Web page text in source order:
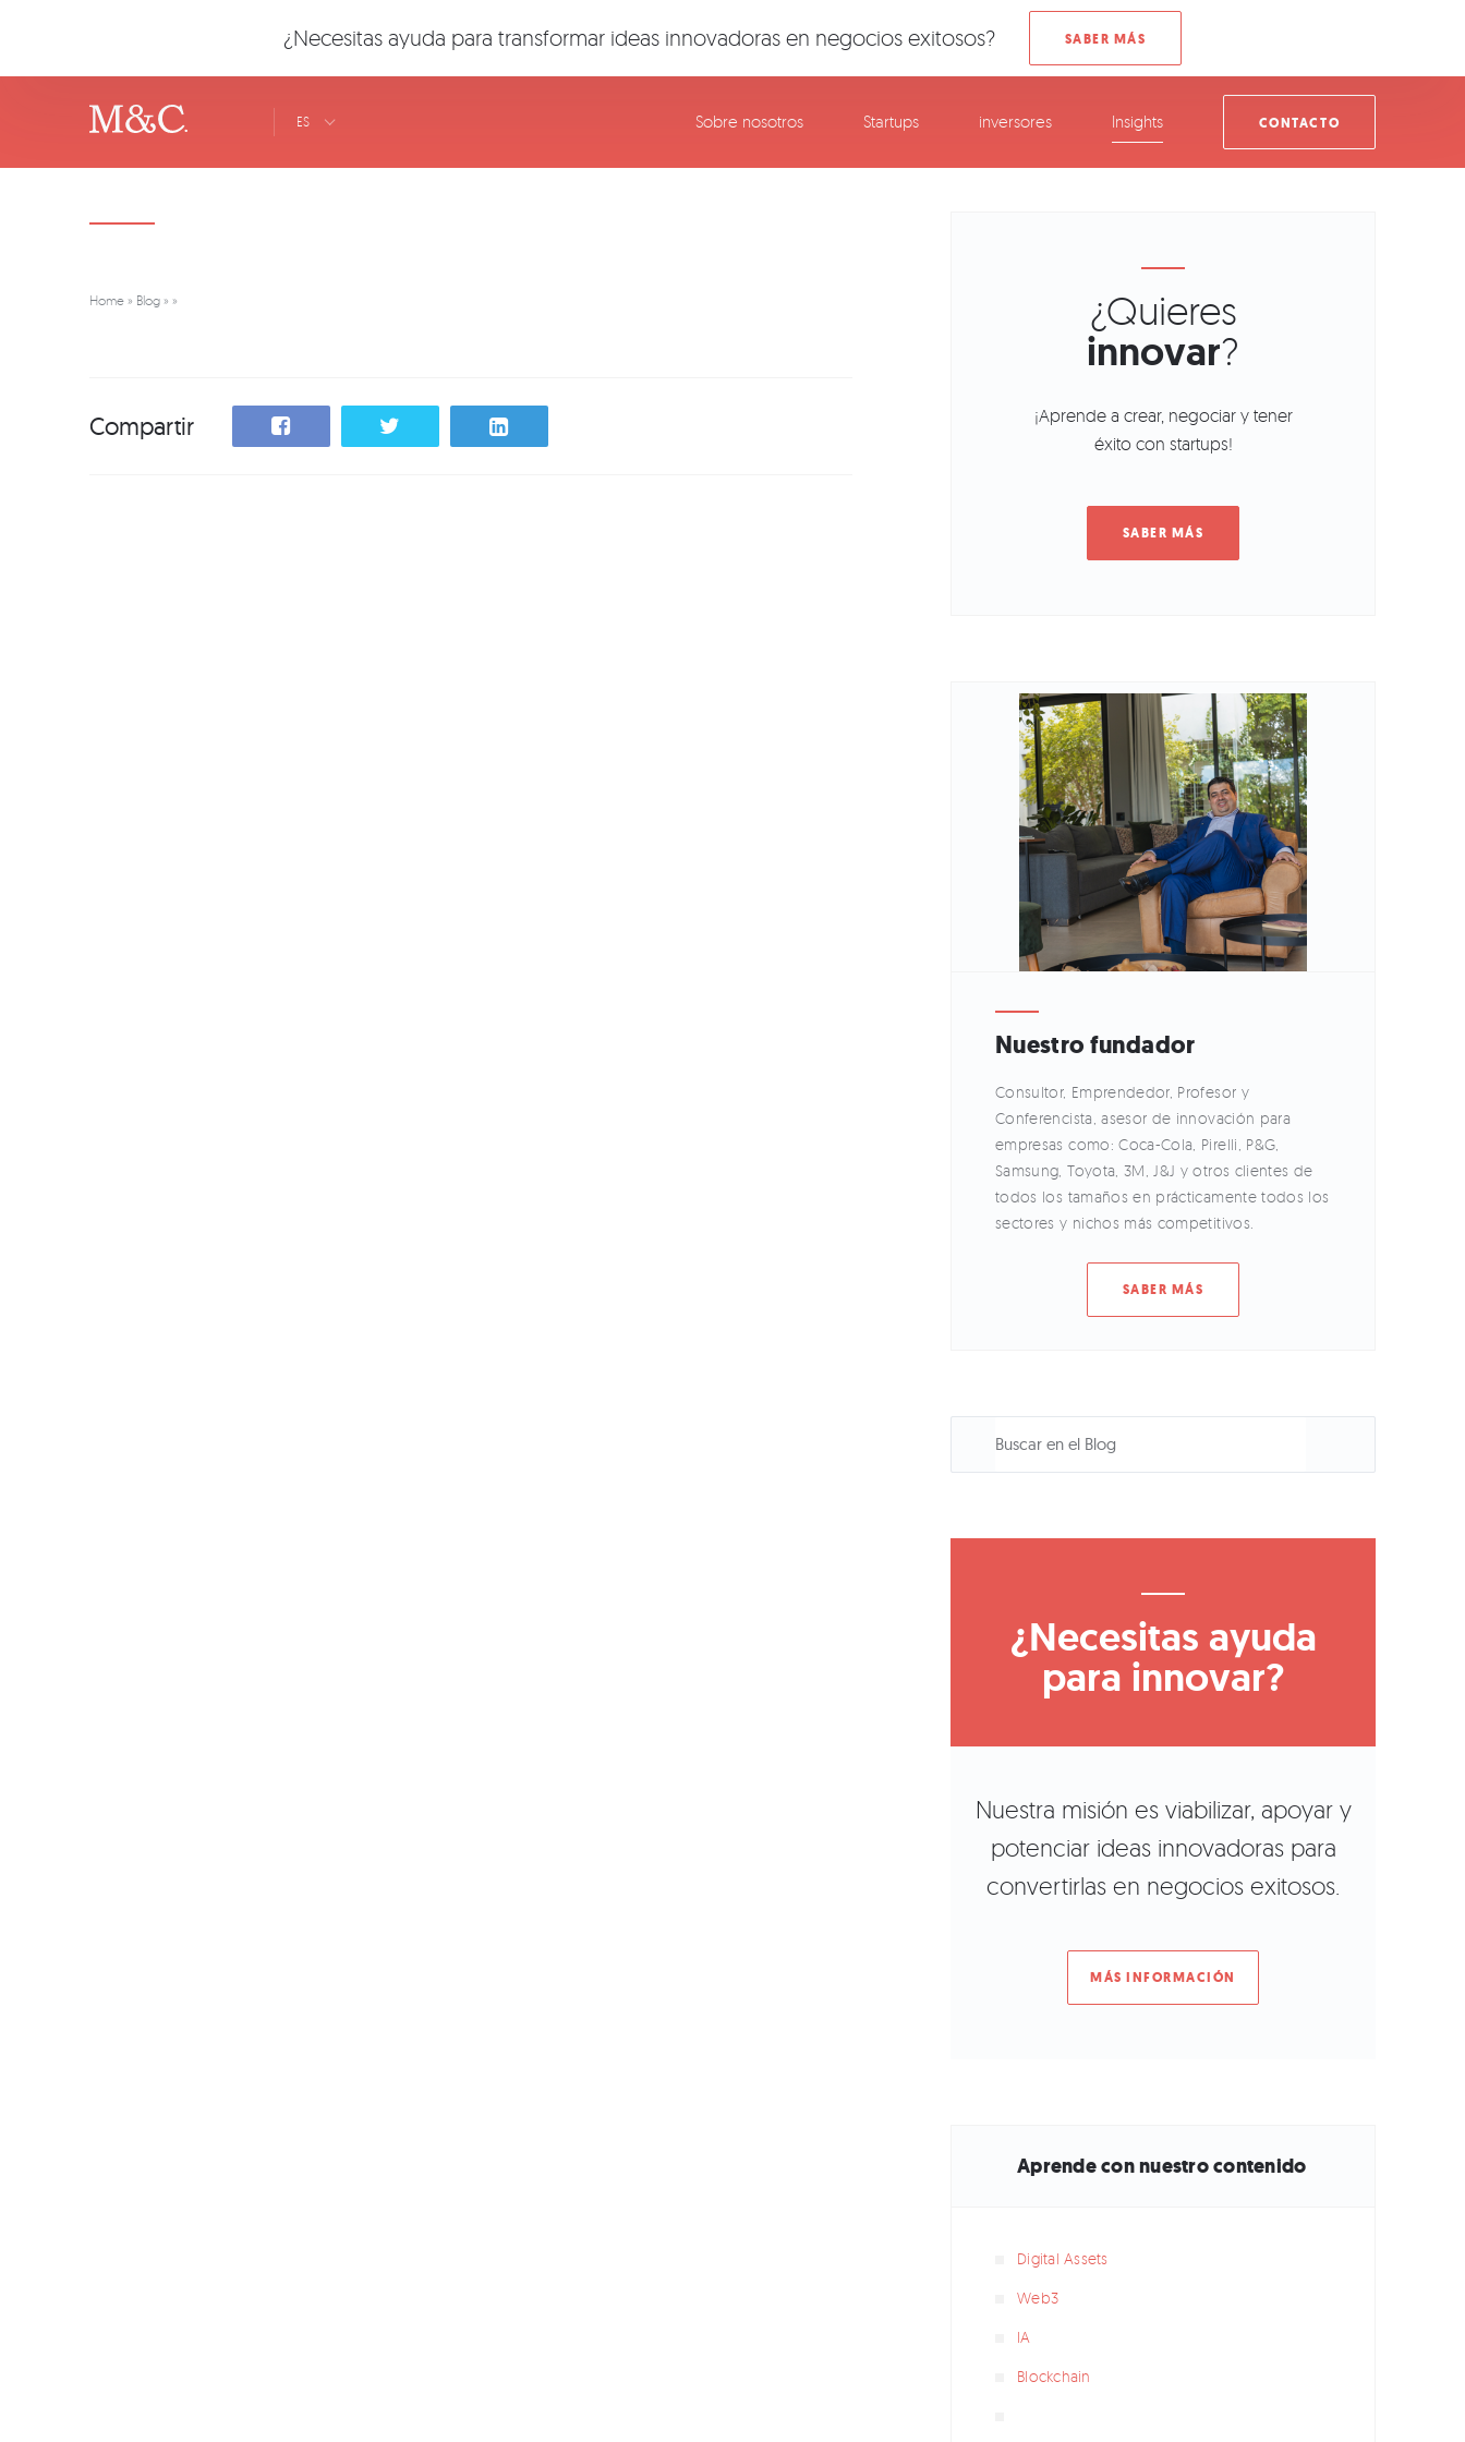
ES Sobre nosotros Startups inversores Insights CONTACTO
Home » Blog » »
Compartir
¿Quieres
innovar?
¡Aprende a crear, negociar y tener
éxito con startups!
Nuestro fundador
Consultor, Emprendedor, Profesor y
Conferencista, asesor de innovación para
empresas como: Coca-Cola, Pirelli, P&G,
Samsung, Toyota, 3M, J&J y otros clientes de
todos los tamaños en prácticamente todos los
sectores y nichos más competitivos.
SABER MÁS
¿Necesitas ayuda
para innovar?
Nuestra misión es viabilizar, apoyar y
potenciar ideas innovadoras para
convertirlas en negocios exitosos.
MÁS INFORMACIÓN
Aprende con nuestro contenido
Digital Assets
Web3
IA
Blockchain
¿Necesitas ayuda para transformar ideas innovadoras en negocios exitosos?